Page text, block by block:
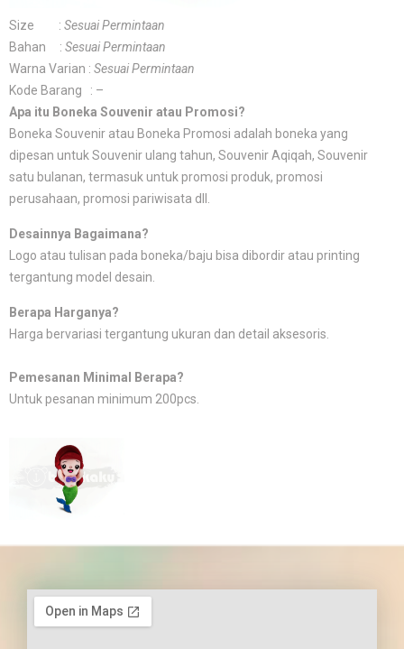
Size : Sesuai Permintaan
Bahan : Sesuai Permintaan
Warna Varian : Sesuai Permintaan
Kode Barang : –
Apa itu Boneka Souvenir atau Promosi?
Boneka Souvenir atau Boneka Promosi adalah boneka yang
dipesan untuk Souvenir ulang tahun, Souvenir Aqiqah, Souvenir
satu bulanan, termasuk untuk promosi produk, promosi
perusahaan, promosi pariwisata dll.
Desainnya Bagaimana?
Logo atau tulisan pada boneka/baju bisa dibordir atau printing
tergantung model desain.
Berapa Harganya?
Harga bervariasi tergantung ukuran dan detail aksesoris.
Pemesanan Minimal Berapa?
Untuk pesanan minimum 200pcs.